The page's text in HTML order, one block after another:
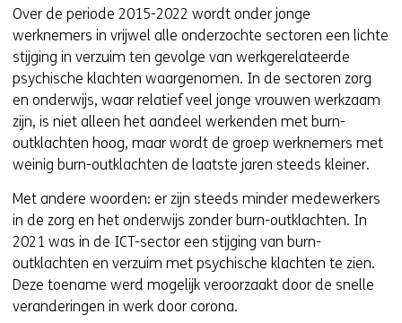
Over de periode 2015-2022 wordt onder jonge
werknemers in vrijwel alle onderzochte sectoren een lichte
stijging in verzuim ten gevolge van werkgerelateerde
psychische klachten waargenomen. In de sectoren zorg
en onderwijs, waar relatief veel jonge vrouwen werkzaam
zijn, is niet alleen het aandeel werkenden met burn-
outklachten hoog, maar wordt de groep werknemers met
weinig burn-outklachten de laatste jaren steeds kleiner.
Met andere woorden: er zijn steeds minder medewerkers
in de zorg en het onderwijs zonder burn-outklachten. In
2021 was in de ICT-sector een stijging van burn-
outklachten en verzuim met psychische klachten te zien.
Deze toename werd mogelijk veroorzaakt door de snelle
veranderingen in werk door corona.